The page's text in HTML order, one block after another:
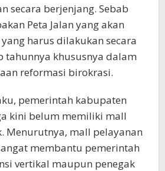
secara berjenjang. Sebab
Peta Jalan yang akan
harus dilakukan secara
tahunnya khususnya dalam
reformasi birokrasi.
pemerintah kabupaten
kini belum memiliki mall
Menurutnya, mall pelayanan
membantu pemerintah
vertikal maupun penegak